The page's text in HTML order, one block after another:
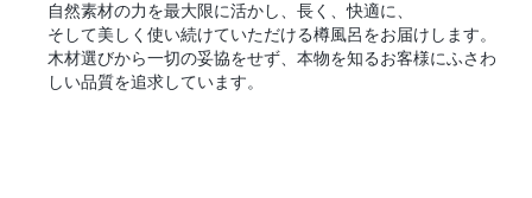
自然素材の力を最大限に活かし、長く、快適に、
そして美しく使い続けていただける樽風呂をお届けします。
木材選びから一切の妥協をせず、本物を知るお客様にふさわ
しい品質を追求しています。